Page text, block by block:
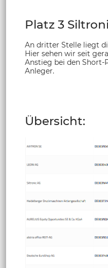
Platz 3
An dritter Stelle liegt
Hier sehen wir seit
Anstieg bei den
Anleger.
Übersicht: